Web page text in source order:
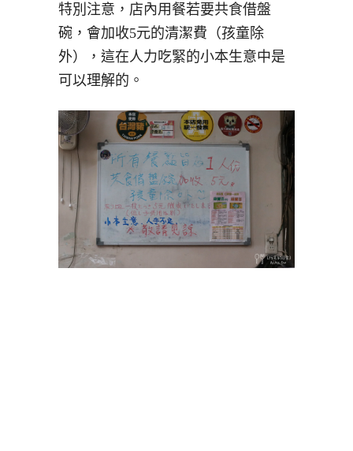
特別注意，店內用餐若要共食借盤
碗，會加收5元的清潔費（孩童除
外），這在人力吃緊的小本生意中是
可以理解的。